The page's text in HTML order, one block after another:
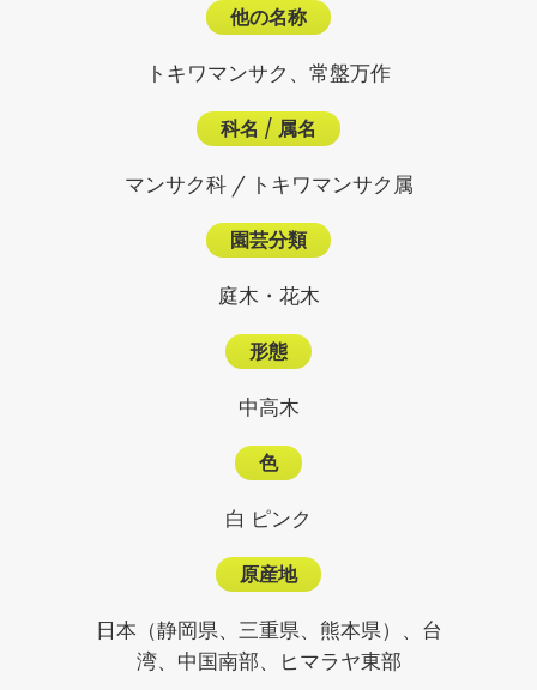
他の名称
トキワマンサク、常盤万作
科名 / 属名
マンサク科 / トキワマンサク属
園芸分類
庭木・花木
形態
中高木
色
白 ピンク
原産地
日本（静岡県、三重県、熊本県）、台
湾、中国南部、ヒマラヤ東部